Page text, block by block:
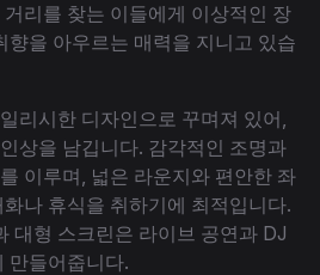
리를 찾는 이들에게 이상적인 장
향을 아우르는 매력을 지니고 있습
리시한 디자인으로 꾸며져 있어,
상을 남깁니다. 감각적인 조명과
이루며, 넓은 라운지와 편안한 좌
나 휴식을 취하기에 최적입니다.
대형 스크린은 라이브 공연과 DJ
만들어줍니다.